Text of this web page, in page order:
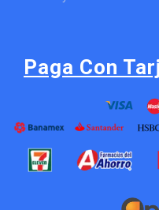
Paga Con